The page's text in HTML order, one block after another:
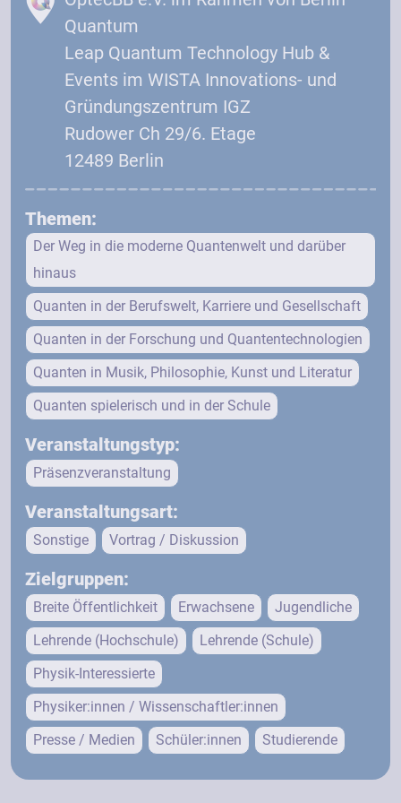
Quantum
Leap Quantum Technology Hub &
Events im WISTA Innovations- und
Gründungszentrum IGZ
Rudower Ch 29/6. Etage
12489 Berlin
Themen:
Der Weg in die moderne Quantenwelt und darüber
hinaus
Quanten in der Berufswelt, Karriere und Gesellschaft
Quanten in der Forschung und Quantentechnologien
Quanten in Musik, Philosophie, Kunst und Literatur
Quanten spielerisch und in der Schule
Veranstaltungstyp:
Präsenzveranstaltung
Veranstaltungsart:
Sonstige Vortrag / Diskussion
Zielgruppen:
Breite Öffentlichkeit Erwachsene
Jugendliche
Lehrende (Hochschule)
Lehrende (Schule)
Physik-Interessierte
Physiker:innen / Wissenschaftler:innen
Presse / Medien
Schüler:innen Studierende